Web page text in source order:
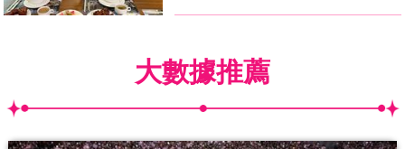
大數據推薦